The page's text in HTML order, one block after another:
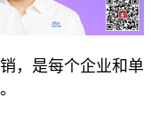
，是每个企业和单